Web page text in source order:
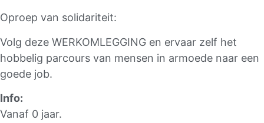
Oproep van solidariteit:
Volg deze WERKOMLEGGING en ervaar zelf het
hobbelig parcours van mensen in armoede naar een
goede job.
Info:
Vanaf 0 jaar.